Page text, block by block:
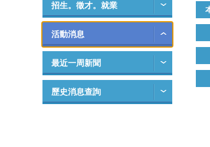
招生。徵才。就業
活動消息
最近一周新聞
歷史消息查詢